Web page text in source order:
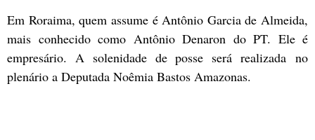
Em Roraima, quem assume é Antônio Garcia de Almeida,
mais conhecido como Antônio Denaron do PT. Ele é
empresário. A solenidade de posse será realizada no
plenário a Deputada Noêmia Bastos Amazonas.